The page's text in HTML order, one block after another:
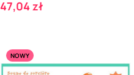
Cena
47,04 zł
NOWY